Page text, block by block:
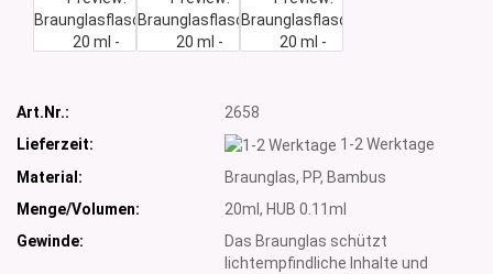
Art.Nr.:
2658
Lieferzeit:
1-2 Werktage
Material:
Braunglas, PP, Bambus
Menge/Volumen:
20ml, HUB 0.11ml
Gewinde:
Das Braunglas schützt
lichtempfindliche Inhalte und